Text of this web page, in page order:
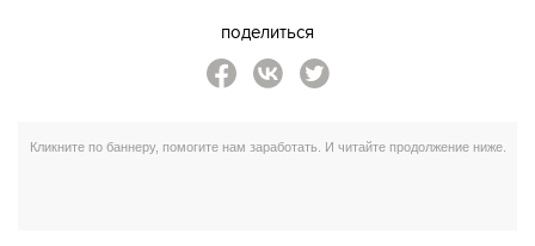
поделиться